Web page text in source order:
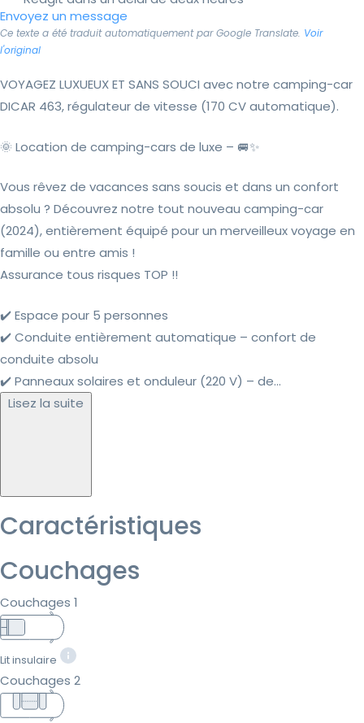
Envoyez un message
Ce texte a été traduit automatiquement par Google Translate. Voir
l'original
VOYAGEZ LUXUEUX ET SANS SOUCI avec notre camping-car
DICAR 463, régulateur de vitesse (170 CV automatique).
🌞 Location de camping-cars de luxe – 🚐✨
Vous rêvez de vacances sans soucis et dans un confort
absolu ? Découvrez notre tout nouveau camping-car
(2024), entièrement équipé pour un merveilleux voyage en
famille ou entre amis !
Assurance tous risques TOP !!
✔️ Espace pour 5 personnes
✔️ Conduite entièrement automatique – confort de
conduite absolu
✔️ Panneaux solaires et onduleur (220 V) – de...
Lisez la suite
Caractéristiques
Couchages
Couchages 1
Lit insulaire
Couchages 2